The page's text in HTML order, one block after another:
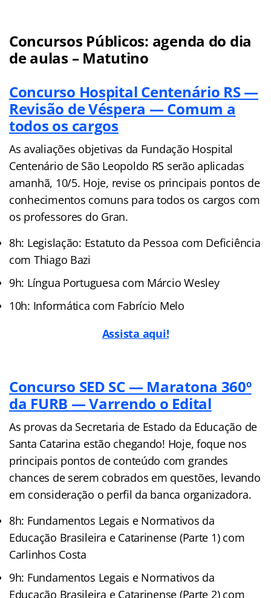
Concursos Públicos: agenda do dia
de aulas – Matutino
Concurso Hospital Centenário RS —
Revisão de Véspera — Comum a
todos os cargos
As avaliações objetivas da Fundação Hospital
Centenário de São Leopoldo RS serão aplicadas
amanhã, 10/5. Hoje, revise os principais pontos de
conhecimentos comuns para todos os cargos com
os professores do Gran.
8h: Legislação: Estatuto da Pessoa com Deficiência
com Thiago Bazi
9h: Língua Portuguesa com Márcio Wesley
10h: Informática com Fabrício Melo
Assista aqui!
Concurso SED SC — Maratona 360º
da FURB — Varrendo o Edital
As provas da Secretaria de Estado da Educação de
Santa Catarina estão chegando! Hoje, foque nos
principais pontos de conteúdo com grandes
chances de serem cobrados em questões, levando
em consideração o perfil da banca organizadora.
8h: Fundamentos Legais e Normativos da
Educação Brasileira e Catarinense (Parte 1) com
Carlinhos Costa
9h: Fundamentos Legais e Normativos da
Educação Brasileira e Catarinense (Parte 2) com